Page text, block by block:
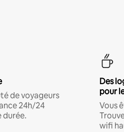
de voyageurs
24h/24
durée.
Des
pour
Vous
wifi